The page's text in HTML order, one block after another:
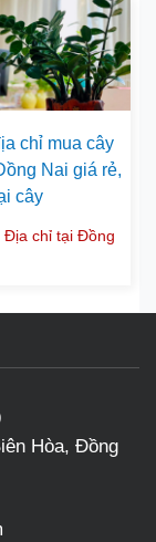
chỉ mua cây
Nai giá rẻ,
cây
Địa chỉ tại Đồng
Hòa, Đồng